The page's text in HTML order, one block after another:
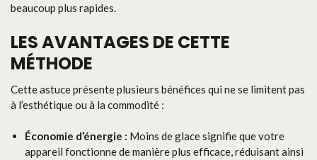
beaucoup plus rapides.
LES AVANTAGES DE CETTE
MÉTHODE
Cette astuce présente plusieurs bénéfices qui ne se limitent pas
à l’esthétique ou à la commodité :
Économie d’énergie : Moins de glace signifie que votre
appareil fonctionne de manière plus efficace, réduisant ainsi